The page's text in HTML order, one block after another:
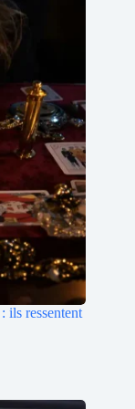
ils ressentent